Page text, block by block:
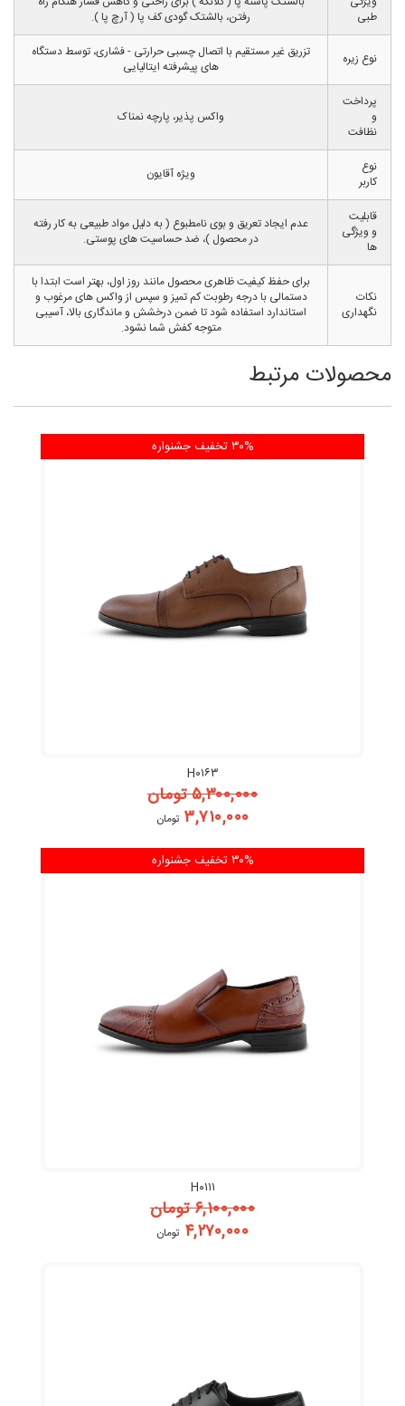
طبی
رفتن، بالشتک گودی کف پا ( آرچ پا ).
نوع زیره
تزریق غیر مستقیم با اتصال چسبی حرارتی - فشاری، توسط دستگاه
های پیشرفته ایتالیایی
پرداخت
و
نظافت
واکس پذیر، پارچه نمناک
نوع
کاربر
ویژه آقایون
قابلیت
و ویژگی
ها
عدم ایجاد تعریق و بوی نامطبوع ( به دلیل مواد طبیعی به کار رفته
در محصول )، ضد حساسیت های پوستی.
نکات
نگهداری
برای حفظ کیفیت ظاهری محصول مانند روز اول، بهتر است ابتدا با
دستمالی با درجه رطوبت کم تمیز و سپس از واکس های مرغوب و
استاندارد استفاده شود تا ضمن درخشش و ماندگاری بالا، آسیبی
متوجه کفش شما نشود.
محصولات مرتبط
H۰۱۶۳
۵,۳۰۰,۰۰۰تومان
۳,۷۱۰,۰۰۰ تومان
۳۰% تخفیف جشنواره
H۰۱۱۱
۶,۱۰۰,۰۰۰تومان
۴,۲۷۰,۰۰۰ تومان
۳۰% تخفیف جشنواره